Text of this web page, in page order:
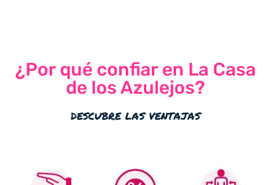
¿Por qué confiar en La Casa
de los Azulejos?
descubre las ventajas